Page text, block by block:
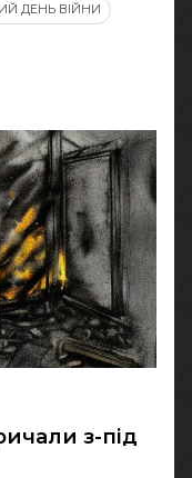
ДЕНЬ ВІЙНИ
з-під